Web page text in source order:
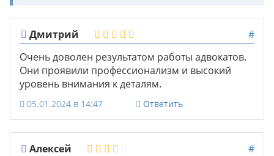
Дмитрий
#
Очень доволен результатом работы адвокатов.
Они проявили профессионализм и высокий
уровень внимания к деталям.
05.01.2024 в 14:47 Ответить
Алексей
#